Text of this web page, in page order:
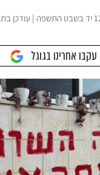
עקבו אחרינו בגוגל